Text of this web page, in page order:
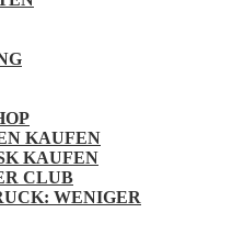
KAUFEN
KAUFEN
CLUB
WENIGER